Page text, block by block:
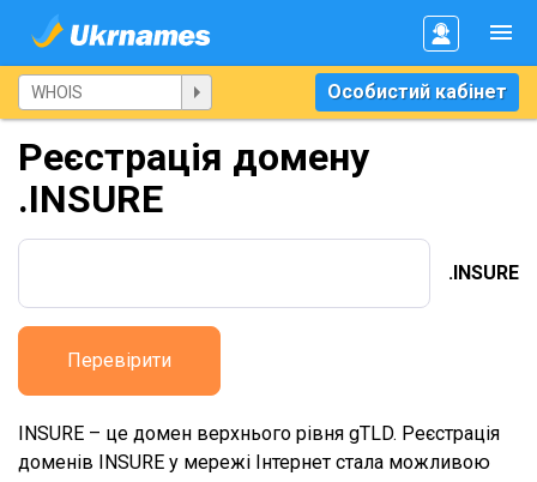
Особистий кабінет
Реєстрація домену
.INSURE
.INSURE
Перевірити
INSURE – це домен верхнього рівня gTLD. Реєстрація
доменів INSURE у мережі Інтернет стала можливою